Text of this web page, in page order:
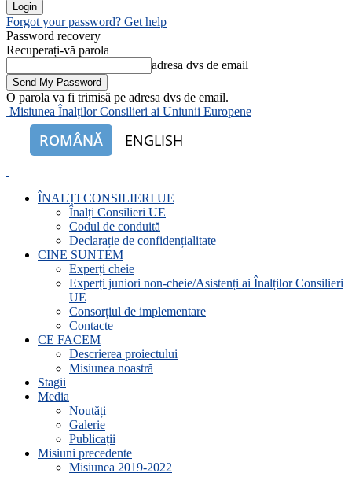
Forgot your password? Get help
Password recovery
Recuperați-vă parola
adresa dvs de email
O parola va fi trimisă pe adresa dvs de email.
Misiunea Înalților Consilieri ai Uniunii Europene
ROMÂNĂ ENGLISH
ÎNALȚI CONSILIERI UE
Înalți Consilieri UE
Codul de conduită
Declarație de confidențialitate
CINE SUNTEM
Experți cheie
Experți juniori non-cheie/Asistenți ai Înalților Consilieri
UE
Consorțiul de implementare
Contacte
CE FACEM
Descrierea proiectului
Misiunea noastră
Stagii
Media
Noutăți
Galerie
Publicații
Misiuni precedente
Misiunea 2019-2022